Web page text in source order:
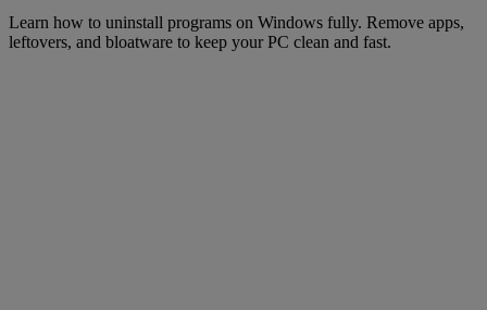
Learn how to uninstall programs on Windows fully. Remove apps,
leftovers, and bloatware to keep your PC clean and fast.